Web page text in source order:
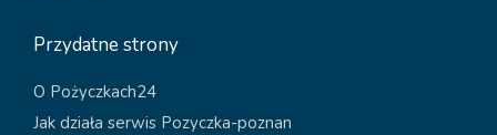
Przydatne strony
O Pożyczkach24
Jak działa serwis Pozyczka-poznan